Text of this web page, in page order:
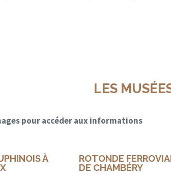
LES
pour accéder aux informations
À
ROTONDE
DE CHAMBÉRY